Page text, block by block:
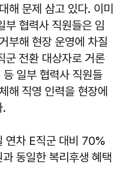
해 문제 삼고 있다. 이미
부 협력사 직원들은 임
부해 현장 운영에 차질
군 전환 대상자로 거론
일부 협력사 직원들
해 직영 인력을 현장에
.
연차 E직군 대비 70%
동일한 복리후생 혜택